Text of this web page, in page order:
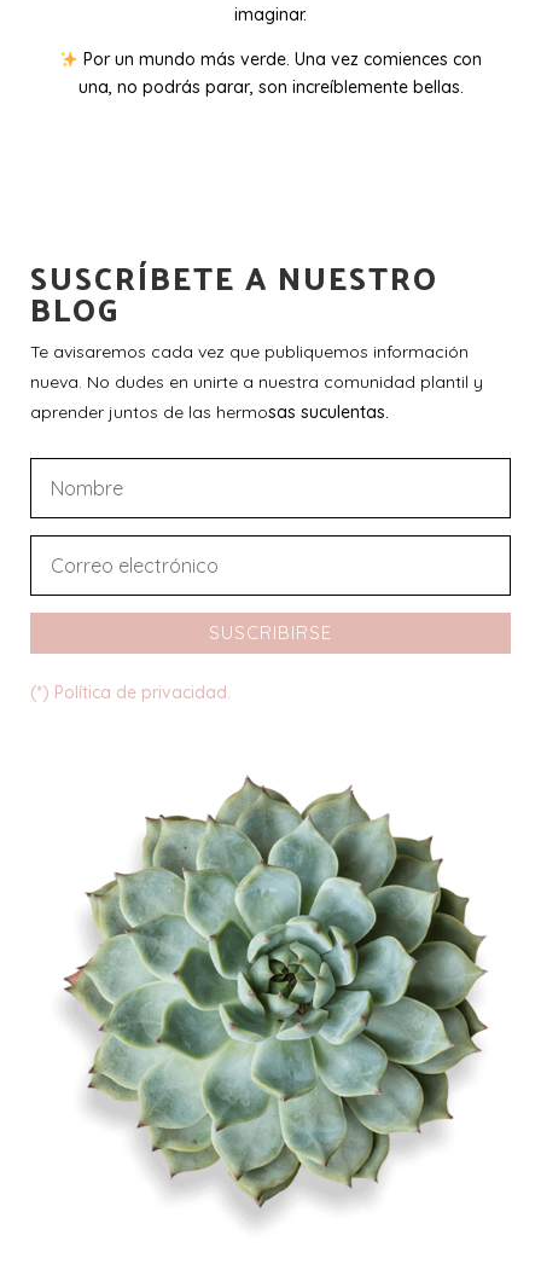
imaginar.
Por un mundo más verde. Una vez comiences con
una, no podrás parar, son increíblemente bellas.
SUSCRÍBETE A NUESTRO
BLOG
Te avisaremos cada vez que publiquemos información
nueva. No dudes en unirte a nuestra comunidad plantil y
aprender juntos de las hermosas suculentas.
SUSCRIBIRSE
(*) Política de privacidad.